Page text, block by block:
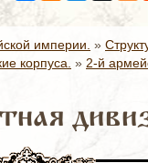
империи. »
корпуса. » 2-й